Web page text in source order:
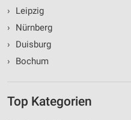
›
Leipzig
›
Nürnberg
›
Duisburg
›
Bochum
Top Kategorien